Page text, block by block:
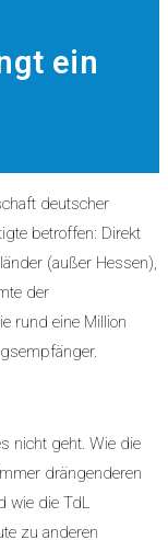
ein
deutscher
betroffen: Direkt
(außer Hessen),
der
rund eine Million
nicht geht. Wie die
drängenderen
wie die TdL
zu anderen